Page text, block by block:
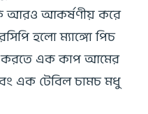
আরও আকর্ষণীয় করে
হলো ম্যাঙ্গো পিচ
করতে এক কাপ আমের
এক টেবিল চামচ মধু